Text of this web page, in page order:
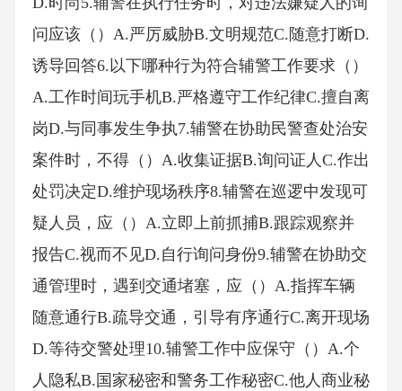
问应该（）A.严厉威胁B.文明规范C.随意打断D.
诱导回答6.以下哪种行为符合辅警工作要求（）
A.工作时间玩手机B.严格遵守工作纪律C.擅自离
岗D.与同事发生争执7.辅警在协助民警查处治安
案件时，不得（）A.收集证据B.询问证人C.作出
处罚决定D.维护现场秩序8.辅警在巡逻中发现可
疑人员，应（）A.立即上前抓捕B.跟踪观察并
报告C.视而不见D.自行询问身份9.辅警在协助交
通管理时，遇到交通堵塞，应（）A.指挥车辆
随意通行B.疏导交通，引导有序通行C.离开现场
D.等待交警处理10.辅警工作中应保守（）A.个
人隐私B.国家秘密和警务工作秘密C.他人商业秘